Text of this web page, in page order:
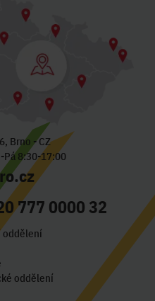
Brno - CZ
Pá 8:30-17:00
777 0000 32
oddělení